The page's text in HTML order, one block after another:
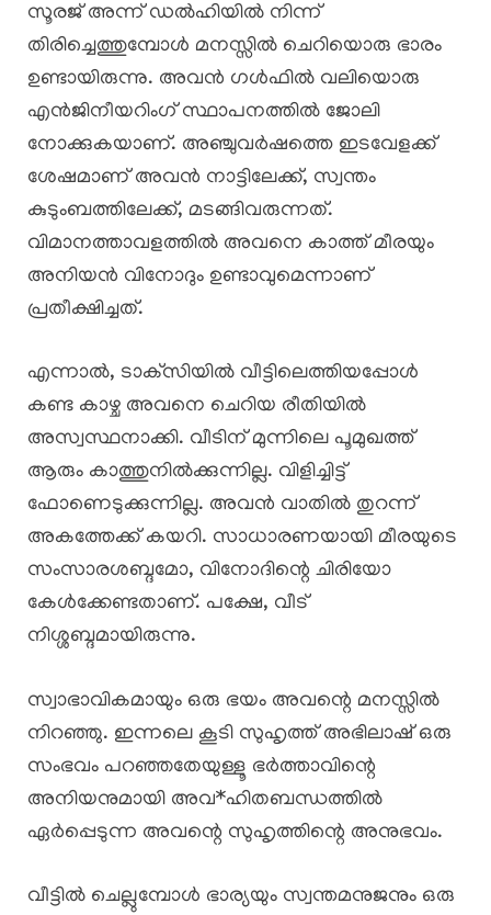
സൂരജ് അന്ന് ഡൽഹിയിൽ നിന്ന്
തിരിച്ചെത്തുമ്പോൾ മനസ്സിൽ ചെറിയൊരു ഭാരം
ഉണ്ടായിരുന്നു. അവൻ ഗൾഫിൽ വലിയൊരു
എൻജിനീയറിംഗ് സ്ഥാപനത്തിൽ ജോലി
നോക്കുകയാണ്. അഞ്ചുവർഷത്തെ ഇടവേളക്ക്
ശേഷമാണ് അവൻ നാട്ടിലേക്ക്, സ്വന്തം
കുടുംബത്തിലേക്ക്, മടങ്ങിവരുന്നത്.
വിമാനത്താവളത്തിൽ അവനെ കാത്ത് മീരയും
അനിയൻ വിനോദും ഉണ്ടാവുമെന്നാണ്
പ്രതീക്ഷിച്ചത്.
എന്നാൽ, ടാക്‌സിയിൽ വീട്ടിലെത്തിയപ്പോൾ
കണ്ട കാഴ്ച അവനെ ചെറിയ രീതിയിൽ
അസ്വസ്ഥനാക്കി. വീടിന് മുന്നിലെ പൂമുഖത്ത്
ആരും കാത്തുനിൽക്കുന്നില്ല. വിളിച്ചിട്ട്
ഫോണെടുക്കുന്നില്ല. അവൻ വാതിൽ തുറന്ന്
അകത്തേക്ക് കയറി. സാധാരണയായി മീരയുടെ
സംസാരശബ്ദമോ, വിനോദിന്റെ ചിരിയോ
കേൾക്കേണ്ടതാണ്. പക്ഷേ, വീട്
നിശ്ശബ്ദമായിരുന്നു.
സ്വാഭാവികമായും ഒരു ഭയം അവന്റെ മനസ്സിൽ
നിറഞ്ഞു. ഇന്നലെ കൂടി സുഹൃത്ത് അഭിലാഷ് ഒരു
സംഭവം പറഞ്ഞതേയുള്ളൂ ഭർത്താവിന്റെ
അനിയനുമായി അവ*ഹിതബന്ധത്തിൽ
ഏർപ്പെടുന്ന അവന്റെ സുഹൃത്തിന്റെ അനുഭവം.
വീട്ടിൽ ചെല്ലുമ്പോൾ ഭാര്യയും സ്വന്തമനുജനും ഒരു